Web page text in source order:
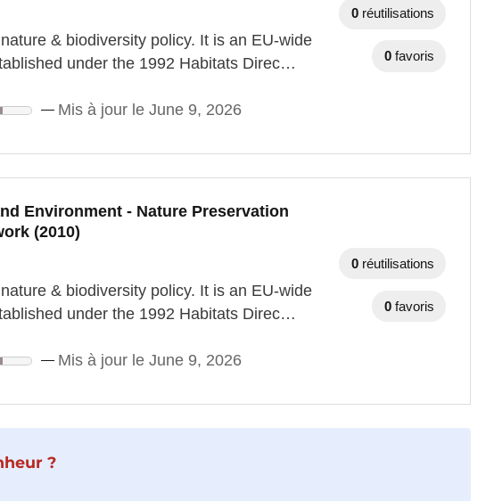
& biodiversity policy. It is an EU-wide
under the 1992 Habitats Direc…
Mis à jour le June 9, 2026
0 réutilisations
0 favoris
Environment - Nature Preservation
(2010)
& biodiversity policy. It is an EU-wide
under the 1992 Habitats Direc…
Mis à jour le June 9, 2026
0 réutilisations
0 favoris
?